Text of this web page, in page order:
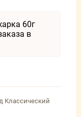
60г
в
Классический